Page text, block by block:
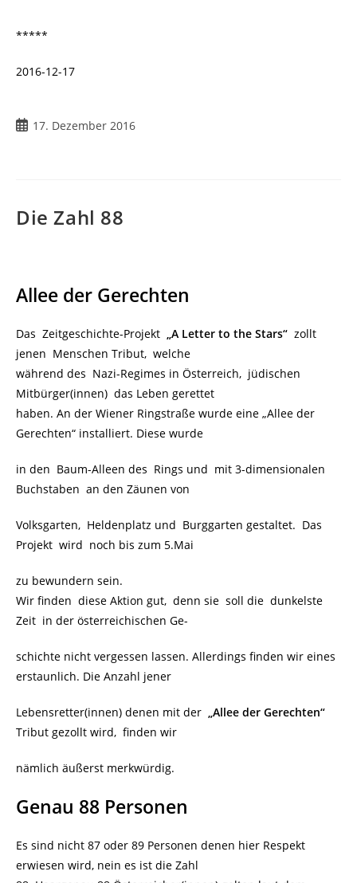
*****
2016-12-17
17. Dezember 2016
Die Zahl 88
Allee der Gerechten
Das Zeitgeschichte-Projekt „A Letter to the Stars“ zollt
jenen Menschen Tribut, welche
während des Nazi-Regimes in Österreich, jüdischen
Mitbürger(innen) das Leben gerettet
haben. An der Wiener Ringstraße wurde eine „Allee der
Gerechten“ installiert. Diese wurde
in den Baum-Alleen des Rings und mit 3-dimensionalen
Buchstaben an den Zäunen von
Volksgarten, Heldenplatz und Burggarten gestaltet. Das
Projekt wird noch bis zum 5.Mai
zu bewundern sein.
Wir finden diese Aktion gut, denn sie soll die dunkelste
Zeit in der österreichischen Ge-
schichte nicht vergessen lassen. Allerdings finden wir eines
erstaunlich. Die Anzahl jener
Lebensretter(innen) denen mit der „Allee der Gerechten“
Tribut gezollt wird, finden wir
nämlich äußerst merkwürdig.
Genau 88 Personen
Es sind nicht 87 oder 89 Personen denen hier Respekt
erwiesen wird, nein es ist die Zahl